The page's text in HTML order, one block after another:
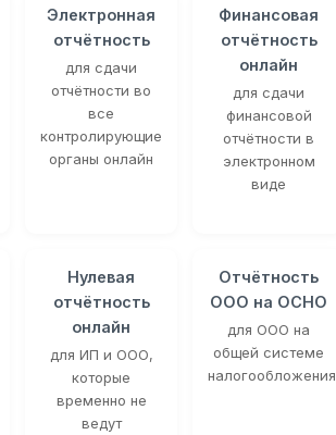
Электронная
отчётность
для сдачи
отчётности во
все
контролирующие
органы онлайн
Финансовая
отчётность
онлайн
для сдачи
финансовой
отчётности в
электронном
виде
Нулевая
отчётность
онлайн
для ИП и ООО,
которые
временно не
ведут
Отчётность
ООО на ОСНО
для ООО на
общей системе
налогообложения